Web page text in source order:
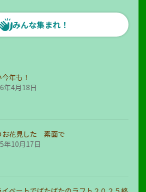
みんな集まれ！
年も！
年4月18日
お花見した 素面で
年10月17日